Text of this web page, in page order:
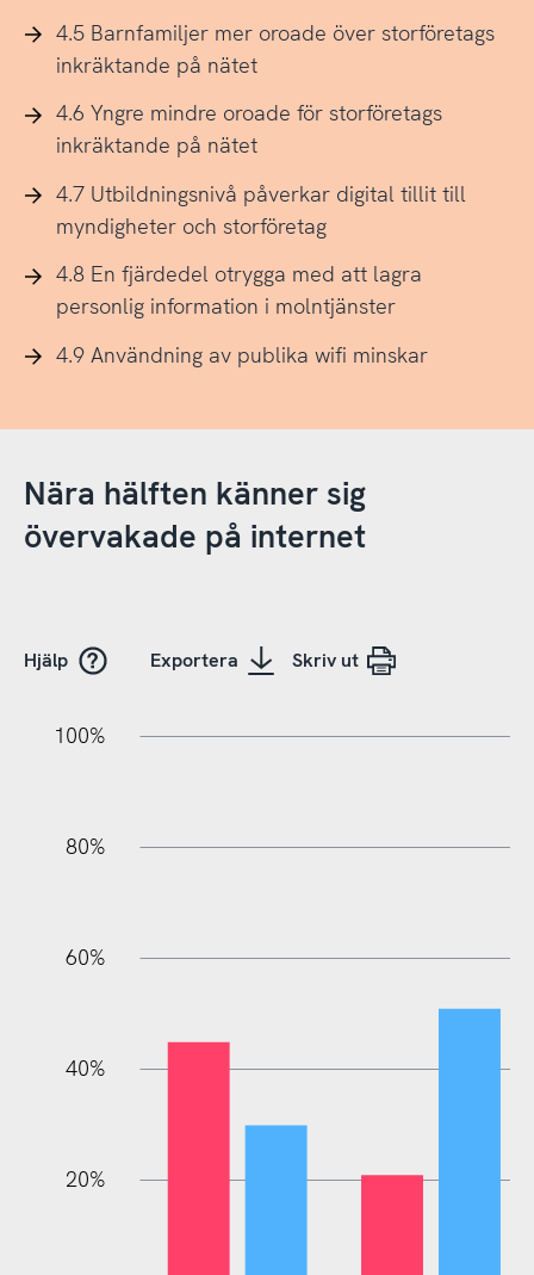
4.5 Barnfamiljer mer oroade över storföretags
inkräktande på nätet
4.6 Yngre mindre oroade för storföretags
inkräktande på nätet
4.7 Utbildningsnivå påverkar digital tillit till
myndigheter och storföretag
4.8 En fjärdedel otrygga med att lagra
personlig information i molntjänster
4.9 Användning av publika wifi minskar
Nära hälften känner sig
övervakade på internet
Hjälp Exportera Skriv ut
100%
80%
60%
40%
20%